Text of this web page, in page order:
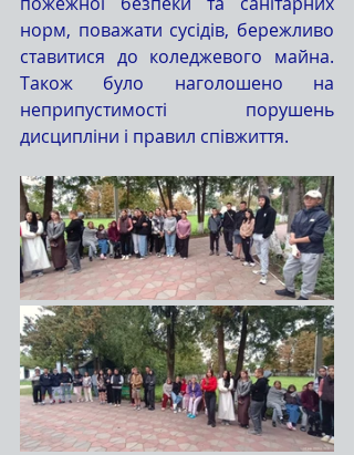
норм, поважати сусідів, бережливо
ставитися до коледжевого майна.
Також було наголошено на
неприпустимості порушень
дисципліни і правил співжиття.